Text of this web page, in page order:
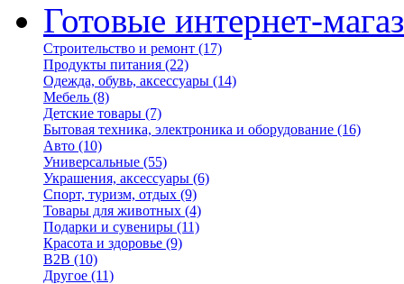
Готовые интернет-
Строительство и ремонт (17)
Продукты питания (22)
Одежда, обувь, аксессуары (14)
Мебель (8)
Детские товары (7)
Бытовая техника, электроника и оборудование (16)
Авто (10)
Универсальные (55)
Украшения, аксессуары (6)
Спорт, туризм, отдых (9)
Товары для животных (4)
Подарки и сувениры (11)
Красота и здоровье (9)
B2B (10)
Другое (11)